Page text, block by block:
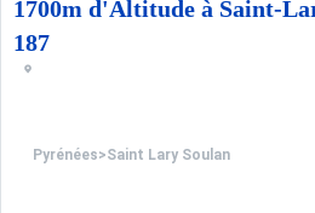
Cuisine très bien équipée
four électrique, m/ondes, frigo
Salle d'eau avec wc - Sèche
1700m d'Altitude à Saint-
187
Pyrénées>Saint Lary Soulan